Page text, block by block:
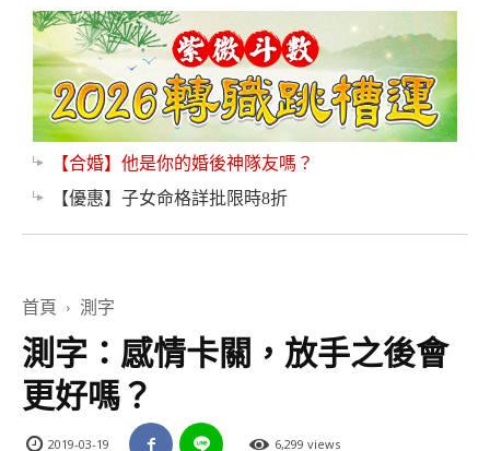
【合婚】他是你的婚後神隊友嗎？
【優惠】子女命格詳批限時8折